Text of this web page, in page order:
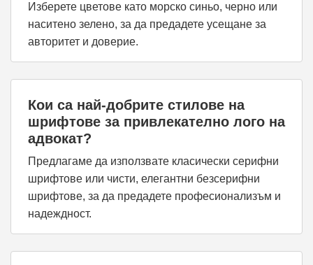
Изберете цветове като морско синьо, черно или
наситено зелено, за да предадете усещане за
авторитет и доверие.
Кои са най-добрите стилове на
шрифтове за привлекателно лого на
адвокат?
Предлагаме да използвате класически серифни
шрифтове или чисти, елегантни безсерифни
шрифтове, за да предадете професионализъм и
надеждност.